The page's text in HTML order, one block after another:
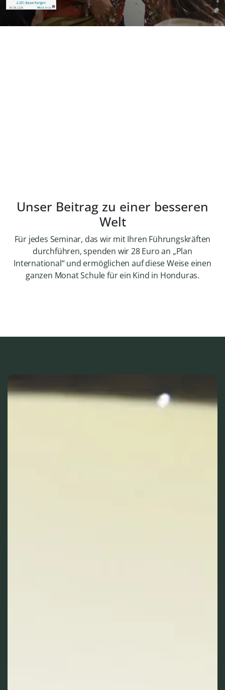
Unser Beitrag zu einer besseren
Welt
Für jedes Seminar, das wir mit Ihren Führungskräften
durchführen, spenden wir 28 Euro an „Plan
International“ und ermöglichen auf diese Weise einen
ganzen Monat Schule für ein Kind in Honduras.